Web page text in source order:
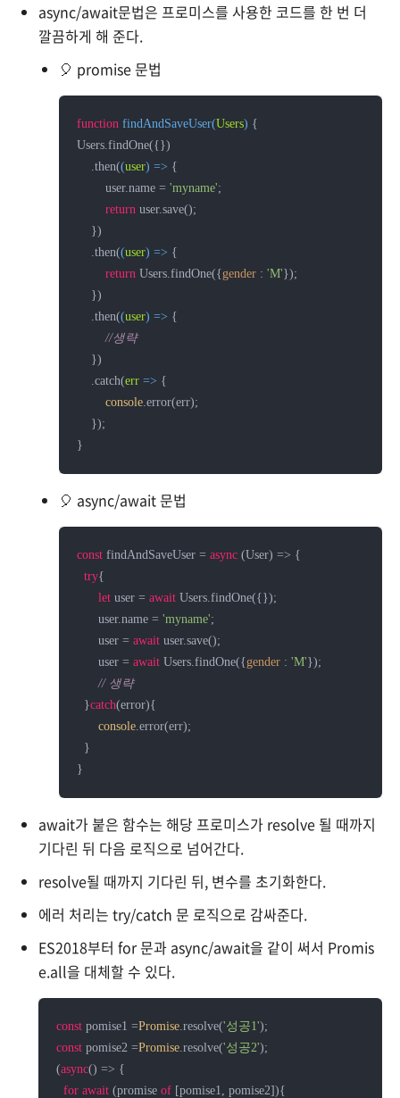
async/await문법은 프로미스를 사용한 코드를 한 번 더
깔끔하게 해 준다.
🎈 promise 문법
function findAndSaveUser(Users) {
Users.findOne({})
    .then(
(user) => {
        user.name =
'myname';
return user.save();
    })
    .then(
(user) => {
return Users.findOne({gender : 'M'});
    })
    .then(
(user) => {
//생략
    })
    .catch(
err => {
console.error(err);
    });
}
🎈 async/await 문법
const findAndSaveUser = async (User) => {
try{
let user = await Users.findOne({});
      user.name =
'myname';
      user =
await user.save();
      user =
await Users.findOne({gender : 'M'});
// 생략
  }
catch(error){
console.error(err);
  }
}
await가 붙은 함수는 해당 프로미스가 resolve 될 때까지
기다린 뒤 다음 로직으로 넘어간다.
resolve될 때까지 기다린 뒤, 변수를 초기화한다.
에러 처리는 try/catch 문 로직으로 감싸준다.
ES2018부터 for 문과 async/await을 같이 써서 Promis
e.all을 대체할 수 있다.
const pomise1 =Promise.resolve('성공1'
const pomise2 =Promise.resolve('성공2');
(async() => {
for await (promise of [pomise1, pomise2]){